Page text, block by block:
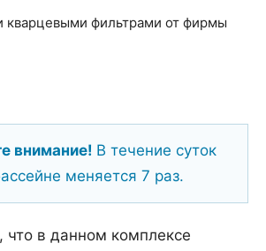
кварцевыми фильтрами от фирмы
внимание! В течение суток
меняется 7 раз.
что в данном комплексе